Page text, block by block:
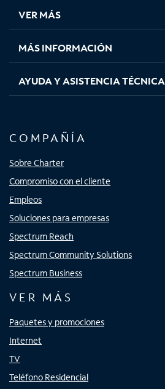
pestaña
nueva
pestaña
nueva
pestaña
nuevanueva
VER MÁS
MÁS INFORMACIÓN
AYUDA Y ASISTENCIA TÉCNICA
COMPAÑÍA
Sobre Charter
Compromiso con el cliente
Empleos
Soluciones para empresas
Spectrum Reach
Spectrum Community Solutions
Spectrum Business
VER MÁS
Paquetes y promociones
Internet
TV
Teléfono Residencial